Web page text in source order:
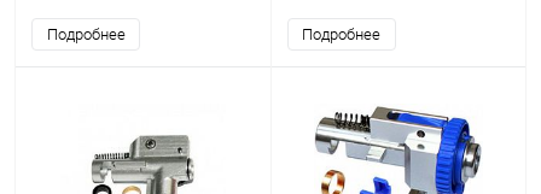
Подробнее Подробнее